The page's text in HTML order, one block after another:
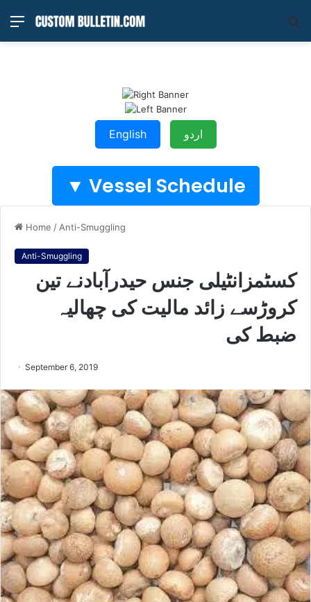
Menu
English اردو
Vessel Schedule ▼
Home / Anti-Smuggling
Anti-Smuggling
کسٹمزانٹیلی جنس حیدرآبادنے تین
کروڑسے زائد مالیت کی چھالیہ
ضبط کی
September 6, 2019